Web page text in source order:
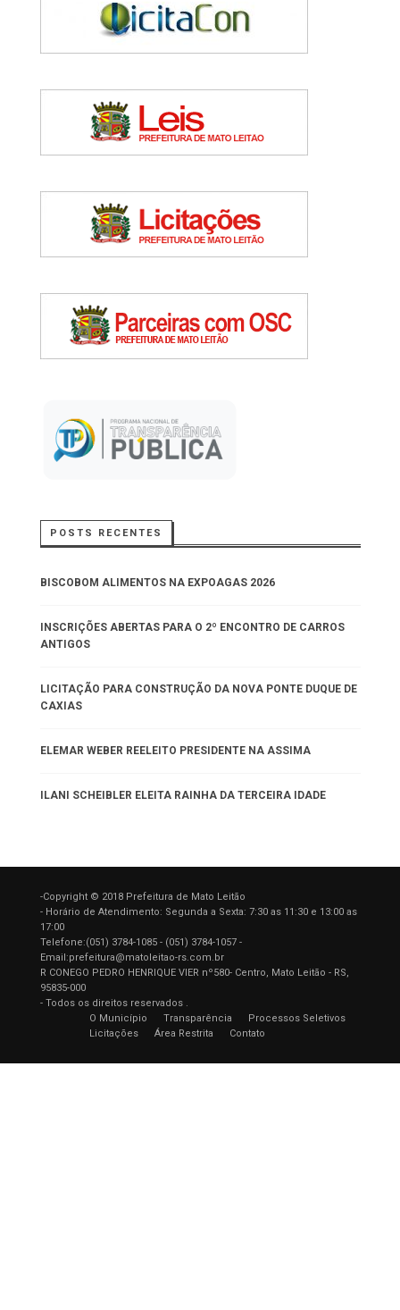
POSTS RECENTES
BISCOBOM ALIMENTOS NA EXPOAGAS 2026
INSCRIÇÕES ABERTAS PARA O 2º ENCONTRO DE CARROS
ANTIGOS
LICITAÇÃO PARA CONSTRUÇÃO DA NOVA PONTE DUQUE DE
CAXIAS
ELEMAR WEBER REELEITO PRESIDENTE NA ASSIMA
ILANI SCHEIBLER ELEITA RAINHA DA TERCEIRA IDADE
-Copyright © 2018 Prefeitura de Mato Leitão
- Horário de Atendimento: Segunda a Sexta: 7:30 as 11:30 e 13:00 as
17:00
Telefone:(051) 3784-1085 - (051) 3784-1057 -
Email:prefeitura@matoleitao-rs.com.br
R CONEGO PEDRO HENRIQUE VIER nº580- Centro, Mato Leitão - RS,
95835-000
- Todos os direitos reservados .
O Município
Transparência
Processos Seletivos
Licitações
Área Restrita Contato